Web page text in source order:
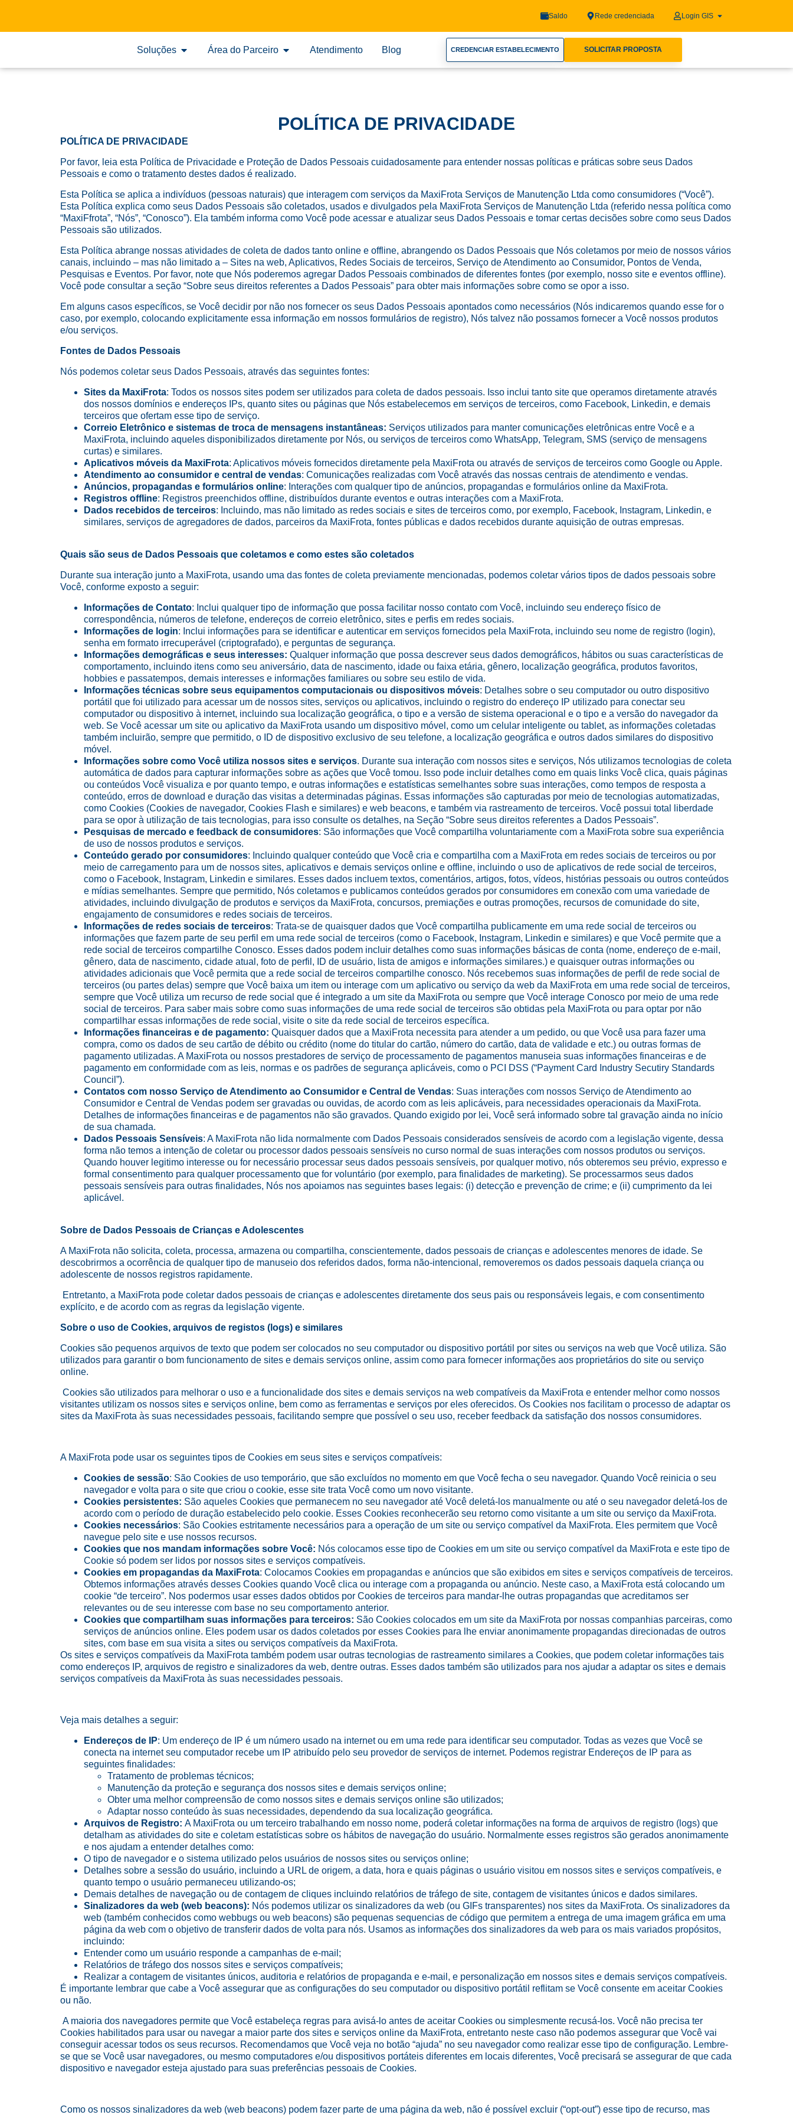
Saldo Rede credenciada Login GIS
Soluções Área do Parceiro Atendimento Blog CREDENCIAR ESTABELECIMENTO SOLICITAR PROPOSTA
POLÍTICA DE PRIVACIDADE
POLÍTICA DE PRIVACIDADE
Por favor, leia esta Política de Privacidade e Proteção de Dados Pessoais cuidadosamente para entender nossas políticas e práticas sobre seus Dados
Pessoais e como o tratamento destes dados é realizado.
Esta Política se aplica a indivíduos (pessoas naturais) que interagem com serviços da MaxiFrota Serviços de Manutenção Ltda como consumidores (“Você”).
Esta Política explica como seus Dados Pessoais são coletados, usados e divulgados pela MaxiFrota Serviços de Manutenção Ltda (referido nessa política como
“MaxiFfrota”, “Nós”, “Conosco”). Ela também informa como Você pode acessar e atualizar seus Dados Pessoais e tomar certas decisões sobre como seus Dados
Pessoais são utilizados.
Esta Política abrange nossas atividades de coleta de dados tanto online e offline, abrangendo os Dados Pessoais que Nós coletamos por meio de nossos vários
canais, incluindo – mas não limitado a – Sites na web, Aplicativos, Redes Sociais de terceiros, Serviço de Atendimento ao Consumidor, Pontos de Venda,
Pesquisas e Eventos. Por favor, note que Nós poderemos agregar Dados Pessoais combinados de diferentes fontes (por exemplo, nosso site e eventos offline).
Você pode consultar a seção “Sobre seus direitos referentes a Dados Pessoais” para obter mais informações sobre como se opor a isso.
Em alguns casos específicos, se Você decidir por não nos fornecer os seus Dados Pessoais apontados como necessários (Nós indicaremos quando esse for o
caso, por exemplo, colocando explicitamente essa informação em nossos formulários de registro), Nós talvez não possamos fornecer a Você nossos produtos
e/ou serviços.
Fontes de Dados Pessoais
Nós podemos coletar seus Dados Pessoais, através das seguintes fontes:
Sites da MaxiFrota: Todos os nossos sites podem ser utilizados para coleta de dados pessoais. Isso inclui tanto site que operamos diretamente através
dos nossos domínios e endereços IPs, quanto sites ou páginas que Nós estabelecemos em serviços de terceiros, como Facebook, Linkedin, e demais
terceiros que ofertam esse tipo de serviço.
Correio Eletrônico e sistemas de troca de mensagens instantâneas: Serviços utilizados para manter comunicações eletrônicas entre Você e a
MaxiFrota, incluindo aqueles disponibilizados diretamente por Nós, ou serviços de terceiros como WhatsApp, Telegram, SMS (serviço de mensagens
curtas) e similares.
Aplicativos móveis da MaxiFrota: Aplicativos móveis fornecidos diretamente pela MaxiFrota ou através de serviços de terceiros como Google ou Apple.
Atendimento ao consumidor e central de vendas: Comunicações realizadas com Você através das nossas centrais de atendimento e vendas.
Anúncios, propagandas e formulários online: Interações com qualquer tipo de anúncios, propagandas e formulários online da MaxiFrota.
Registros offline: Registros preenchidos offline, distribuídos durante eventos e outras interações com a MaxiFrota.
Dados recebidos de terceiros: Incluindo, mas não limitado as redes sociais e sites de terceiros como, por exemplo, Facebook, Instagram, Linkedin, e
similares, serviços de agregadores de dados, parceiros da MaxiFrota, fontes públicas e dados recebidos durante aquisição de outras empresas.
Quais são seus de Dados Pessoais que coletamos e como estes são coletados
Durante sua interação junto a MaxiFrota, usando uma das fontes de coleta previamente mencionadas, podemos coletar vários tipos de dados pessoais sobre
Você, conforme exposto a seguir:
Informações de Contato: Inclui qualquer tipo de informação que possa facilitar nosso contato com Você, incluindo seu endereço físico de
correspondência, números de telefone, endereços de correio eletrônico, sites e perfis em redes sociais.
Informações de login: Inclui informações para se identificar e autenticar em serviços fornecidos pela MaxiFrota, incluindo seu nome de registro (login),
senha em formato irrecuperável (criptografado), e perguntas de segurança.
Informações demográficas e seus interesses: Qualquer informação que possa descrever seus dados demográficos, hábitos ou suas características de
comportamento, incluindo itens como seu aniversário, data de nascimento, idade ou faixa etária, gênero, localização geográfica, produtos favoritos,
hobbies e passatempos, demais interesses e informações familiares ou sobre seu estilo de vida.
Informações técnicas sobre seus equipamentos computacionais ou dispositivos móveis: Detalhes sobre o seu computador ou outro dispositivo
portátil que foi utilizado para acessar um de nossos sites, serviços ou aplicativos, incluindo o registro do endereço IP utilizado para conectar seu
computador ou dispositivo à internet, incluindo sua localização geográfica, o tipo e a versão de sistema operacional e o tipo e a versão do navegador da
web. Se Você acessar um site ou aplicativo da MaxiFrota usando um dispositivo móvel, como um celular inteligente ou tablet, as informações coletadas
também incluirão, sempre que permitido, o ID de dispositivo exclusivo de seu telefone, a localização geográfica e outros dados similares do dispositivo
móvel.
Informações sobre como Você utiliza nossos sites e serviços. Durante sua interação com nossos sites e serviços, Nós utilizamos tecnologias de coleta
automática de dados para capturar informações sobre as ações que Você tomou. Isso pode incluir detalhes como em quais links Você clica, quais páginas
ou conteúdos Você visualiza e por quanto tempo, e outras informações e estatísticas semelhantes sobre suas interações, como tempos de resposta a
conteúdo, erros de download e duração das visitas a determinadas páginas. Essas informações são capturadas por meio de tecnologias automatizadas,
como Cookies (Cookies de navegador, Cookies Flash e similares) e web beacons, e também via rastreamento de terceiros. Você possui total liberdade
para se opor à utilização de tais tecnologias, para isso consulte os detalhes, na Seção “Sobre seus direitos referentes a Dados Pessoais”.
Pesquisas de mercado e feedback de consumidores: São informações que Você compartilha voluntariamente com a MaxiFrota sobre sua experiência
de uso de nossos produtos e serviços.
Conteúdo gerado por consumidores: Incluindo qualquer conteúdo que Você cria e compartilha com a MaxiFrota em redes sociais de terceiros ou por
meio de carregamento para um de nossos sites, aplicativos e demais serviços online e offline, incluindo o uso de aplicativos de rede social de terceiros,
como o Facebook, Instagram, Linkedin e similares. Esses dados incluem textos, comentários, artigos, fotos, vídeos, histórias pessoais ou outros conteúdos
e mídias semelhantes. Sempre que permitido, Nós coletamos e publicamos conteúdos gerados por consumidores em conexão com uma variedade de
atividades, incluindo divulgação de produtos e serviços da MaxiFrota, concursos, premiações e outras promoções, recursos de comunidade do site,
engajamento de consumidores e redes sociais de terceiros.
Informações de redes sociais de terceiros: Trata-se de quaisquer dados que Você compartilha publicamente em uma rede social de terceiros ou
informações que fazem parte de seu perfil em uma rede social de terceiros (como o Facebook, Instagram, Linkedin e similares) e que Você permite que a
rede social de terceiros compartilhe Conosco. Esses dados podem incluir detalhes como suas informações básicas de conta (nome, endereço de e-mail,
gênero, data de nascimento, cidade atual, foto de perfil, ID de usuário, lista de amigos e informações similares.) e quaisquer outras informações ou
atividades adicionais que Você permita que a rede social de terceiros compartilhe conosco. Nós recebemos suas informações de perfil de rede social de
terceiros (ou partes delas) sempre que Você baixa um item ou interage com um aplicativo ou serviço da web da MaxiFrota em uma rede social de terceiros,
sempre que Você utiliza um recurso de rede social que é integrado a um site da MaxiFrota ou sempre que Você interage Conosco por meio de uma rede
social de terceiros. Para saber mais sobre como suas informações de uma rede social de terceiros são obtidas pela MaxiFrota ou para optar por não
compartilhar essas informações de rede social, visite o site da rede social de terceiros específica.
Informações financeiras e de pagamento: Quaisquer dados que a MaxiFrota necessita para atender a um pedido, ou que Você usa para fazer uma
compra, como os dados de seu cartão de débito ou crédito (nome do titular do cartão, número do cartão, data de validade e etc.) ou outras formas de
pagamento utilizadas. A MaxiFrota ou nossos prestadores de serviço de processamento de pagamentos manuseia suas informações financeiras e de
pagamento em conformidade com as leis, normas e os padrões de segurança aplicáveis, como o PCI DSS (“Payment Card Industry Secutiry Standards
Council”).
Contatos com nosso Serviço de Atendimento ao Consumidor e Central de Vendas: Suas interações com nossos Serviço de Atendimento ao
Consumidor e Central de Vendas podem ser gravadas ou ouvidas, de acordo com as leis aplicáveis, para necessidades operacionais da MaxiFrota.
Detalhes de informações financeiras e de pagamentos não são gravados. Quando exigido por lei, Você será informado sobre tal gravação ainda no início
de sua chamada.
Dados Pessoais Sensíveis: A MaxiFrota não lida normalmente com Dados Pessoais considerados sensíveis de acordo com a legislação vigente, dessa
forma não temos a intenção de coletar ou processor dados pessoais sensíveis no curso normal de suas interações com nossos produtos ou serviços.
Quando houver legitimo interesse ou for necessário processar seus dados pessoais sensíveis, por qualquer motivo, nós obteremos seu prévio, expresso e
formal consentimento para qualquer processamento que for voluntário (por exemplo, para finalidades de marketing). Se processarmos seus dados
pessoais sensíveis para outras finalidades, Nós nos apoiamos nas seguintes bases legais: (i) detecção e prevenção de crime; e (ii) cumprimento da lei
aplicável.
Sobre de Dados Pessoais de Crianças e Adolescentes
A MaxiFrota não solicita, coleta, processa, armazena ou compartilha, conscientemente, dados pessoais de crianças e adolescentes menores de idade. Se
descobrirmos a ocorrência de qualquer tipo de manuseio dos referidos dados, forma não-intencional, removeremos os dados pessoais daquela criança ou
adolescente de nossos registros rapidamente.
Entretanto, a MaxiFrota pode coletar dados pessoais de crianças e adolescentes diretamente dos seus pais ou responsáveis legais, e com consentimento
explícito, e de acordo com as regras da legislação vigente.
Sobre o uso de Cookies, arquivos de registos (logs) e similares
Cookies são pequenos arquivos de texto que podem ser colocados no seu computador ou dispositivo portátil por sites ou serviços na web que Você utiliza. São
utilizados para garantir o bom funcionamento de sites e demais serviços online, assim como para fornecer informações aos proprietários do site ou serviço
online.
Cookies são utilizados para melhorar o uso e a funcionalidade dos sites e demais serviços na web compatíveis da MaxiFrota e entender melhor como nossos
visitantes utilizam os nossos sites e serviços online, bem como as ferramentas e serviços por eles oferecidos. Os Cookies nos facilitam o processo de adaptar os
sites da MaxiFrota às suas necessidades pessoais, facilitando sempre que possível o seu uso, receber feedback da satisfação dos nossos consumidores.
A MaxiFrota pode usar os seguintes tipos de Cookies em seus sites e serviços compatíveis:
Cookies de sessão: São Cookies de uso temporário, que são excluídos no momento em que Você fecha o seu navegador. Quando Você reinicia o seu
navegador e volta para o site que criou o cookie, esse site trata Você como um novo visitante.
Cookies persistentes: São aqueles Cookies que permanecem no seu navegador até Você deletá-los manualmente ou até o seu navegador deletá-los de
acordo com o período de duração estabelecido pelo cookie. Esses Cookies reconhecerão seu retorno como visitante a um site ou serviço da MaxiFrota.
Cookies necessários: São Cookies estritamente necessários para a operação de um site ou serviço compatível da MaxiFrota. Eles permitem que Você
navegue pelo site e use nossos recursos.
Cookies que nos mandam informações sobre Você: Nós colocamos esse tipo de Cookies em um site ou serviço compatível da MaxiFrota e este tipo de
Cookie só podem ser lidos por nossos sites e serviços compatíveis.
Cookies em propagandas da MaxiFrota: Colocamos Cookies em propagandas e anúncios que são exibidos em sites e serviços compatíveis de terceiros.
Obtemos informações através desses Cookies quando Você clica ou interage com a propaganda ou anúncio. Neste caso, a MaxiFrota está colocando um
cookie “de terceiro”. Nos podermos usar esses dados obtidos por Cookies de terceiros para mandar-lhe outras propagandas que acreditamos ser
relevantes ou de seu interesse com base no seu comportamento anterior.
Cookies que compartilham suas informações para terceiros: São Cookies colocados em um site da MaxiFrota por nossas companhias parceiras, como
serviços de anúncios online. Eles podem usar os dados coletados por esses Cookies para lhe enviar anonimamente propagandas direcionadas de outros
sites, com base em sua visita a sites ou serviços compatíveis da MaxiFrota.
Os sites e serviços compatíveis da MaxiFrota também podem usar outras tecnologias de rastreamento similares a Cookies, que podem coletar informações tais
como endereços IP, arquivos de registro e sinalizadores da web, dentre outras. Esses dados também são utilizados para nos ajudar a adaptar os sites e demais
serviços compatíveis da MaxiFrota às suas necessidades pessoais.
Veja mais detalhes a seguir:
Endereços de IP: Um endereço de IP é um número usado na internet ou em uma rede para identificar seu computador. Todas as vezes que Você se
conecta na internet seu computador recebe um IP atribuído pelo seu provedor de serviços de internet. Podemos registrar Endereços de IP para as
seguintes finalidades:
Tratamento de problemas técnicos;
Manutenção da proteção e segurança dos nossos sites e demais serviços online;
Obter uma melhor compreensão de como nossos sites e demais serviços online são utilizados;
Adaptar nosso conteúdo às suas necessidades, dependendo da sua localização geográfica.
Arquivos de Registro: A MaxiFrota ou um terceiro trabalhando em nosso nome, poderá coletar informações na forma de arquivos de registro (logs) que
detalham as atividades do site e coletam estatísticas sobre os hábitos de navegação do usuário. Normalmente esses registros são gerados anonimamente
e nos ajudam a entender detalhes como:
O tipo de navegador e o sistema utilizado pelos usuários de nossos sites ou serviços online;
Detalhes sobre a sessão do usuário, incluindo a URL de origem, a data, hora e quais páginas o usuário visitou em nossos sites e serviços compatíveis, e
quanto tempo o usuário permaneceu utilizando-os;
Demais detalhes de navegação ou de contagem de cliques incluindo relatórios de tráfego de site, contagem de visitantes únicos e dados similares.
Sinalizadores da web (web beacons): Nós podemos utilizar os sinalizadores da web (ou GIFs transparentes) nos sites da MaxiFrota. Os sinalizadores da
web (também conhecidos como webbugs ou web beacons) são pequenas sequencias de código que permitem a entrega de uma imagem gráfica em uma
página da web com o objetivo de transferir dados de volta para nós. Usamos as informações dos sinalizadores da web para os mais variados propósitos,
incluindo:
Entender como um usuário responde a campanhas de e-mail;
Relatórios de tráfego dos nossos sites e serviços compatíveis;
Realizar a contagem de visitantes únicos, auditoria e relatórios de propaganda e e-mail, e personalização em nossos sites e demais serviços compatíveis.
É importante lembrar que cabe a Você assegurar que as configurações do seu computador ou dispositivo portátil reflitam se Você consente em aceitar Cookies
ou não.
A maioria dos navegadores permite que Você estabeleça regras para avisá-lo antes de aceitar Cookies ou simplesmente recusá-los. Você não precisa ter
Cookies habilitados para usar ou navegar a maior parte dos sites e serviços online da MaxiFrota, entretanto neste caso não podemos assegurar que Você vai
conseguir acessar todos os seus recursos. Recomendamos que Você veja no botão “ajuda” no seu navegador como realizar esse tipo de configuração. Lembre-
se que se Você usar navegadores, ou mesmo computadores e/ou dispositivos portáteis diferentes em locais diferentes, Você precisará se assegurar de que cada
dispositivo e navegador esteja ajustado para suas preferências pessoais de Cookies.
Como os nossos sinalizadores da web (web beacons) podem fazer parte de uma página da web, não é possível excluir (“opt-out”) esse tipo de recurso, mas